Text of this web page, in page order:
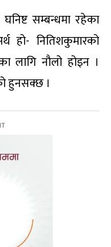
सम्बन्धमा रहेका
हो- नितिशकुमारको
लागि नौलो होइन ।
हुनसक्छ ।